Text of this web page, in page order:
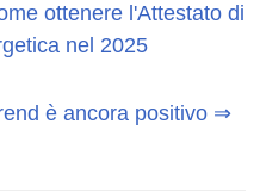
ottenere l'Attestato di
nel 2025
è ancora positivo ⇒